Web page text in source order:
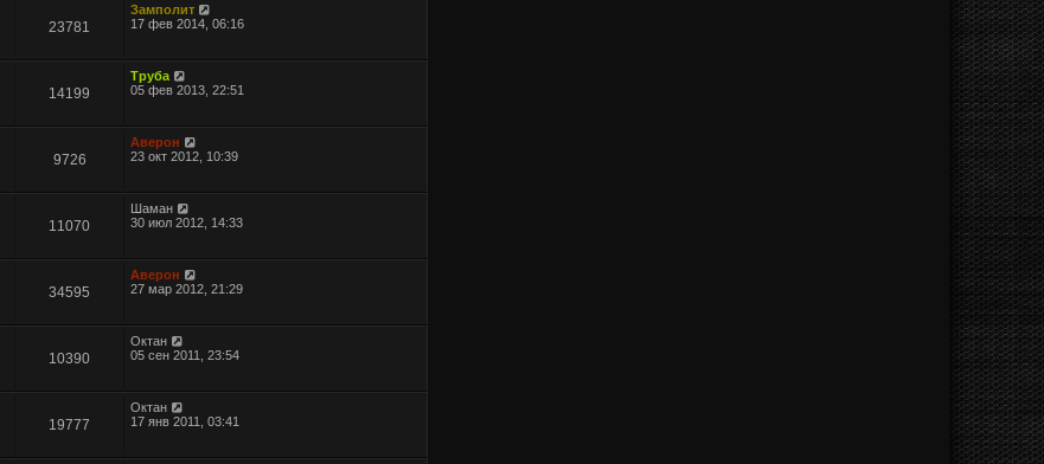
23781
Замполит
17 фев 2014, 06:16
14199
Труба
05 фев 2013, 22:51
9726
Аверон
23 окт 2012, 10:39
11070
Шаман
30 июл 2012, 14:33
34595
Аверон
27 мар 2012, 21:29
10390
Октан
05 сен 2011, 23:54
19777
Октан
17 янв 2011, 03:41